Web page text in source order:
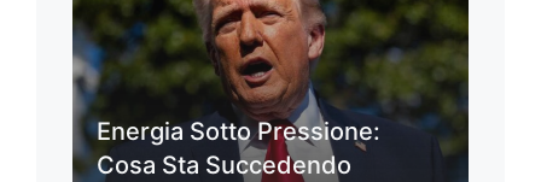
Energia Sotto Pressione:
Cosa Sta Succedendo